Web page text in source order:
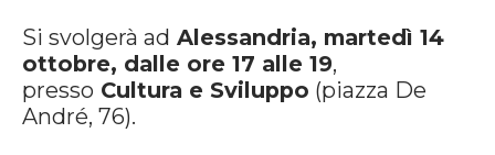
Si svolgerà ad Alessandria, martedì 14
ottobre, dalle ore 17 alle 19,
presso Cultura e Sviluppo (piazza De
André, 76).